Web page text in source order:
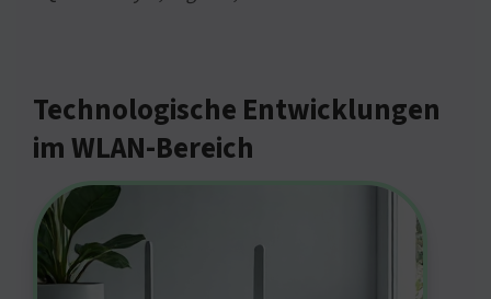
Technologische Entwicklungen
im WLAN-Bereich